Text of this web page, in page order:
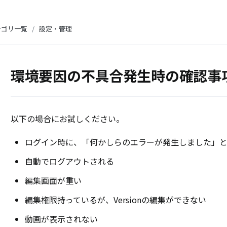
リ一覧 / 設定・管理
環境要因の不具合発生時の確認事
以下の場合にお試しください。
ログイン時に、「何かしらのエラーが発生しました」
自動でログアウトされる
編集画面が重い
編集権限持っているが、Versionの編集ができない
動画が表示されない